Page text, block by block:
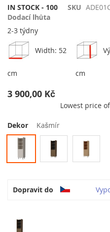
IN STOCK - 100 SKU
Dodací lhůta
2-3 týdny
Width: 52
cm cm
3 900,00 Kč
Lowest price
Dekor Kašmír
Dopravit do